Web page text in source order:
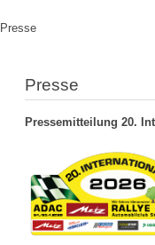
Presse
Presse
Pressemitteilung 20.